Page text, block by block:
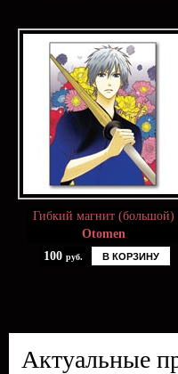
Гибкий магнит (большой)
Otomen
100 руб. В КОРЗИНУ
Актуальные